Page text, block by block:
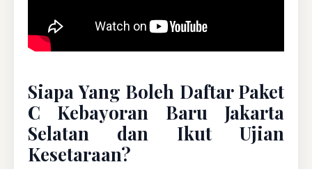
Siapa Yang Boleh Daftar Paket
C Kebayoran Baru Jakarta
Selatan dan Ikut Ujian
Kesetaraan?